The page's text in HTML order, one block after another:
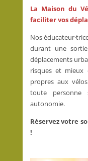
La Maison du
faciliter vos
Nos
durant une
déplacements
risques et mieux
propres aux
toute
autonomie.
Réservez votre
!